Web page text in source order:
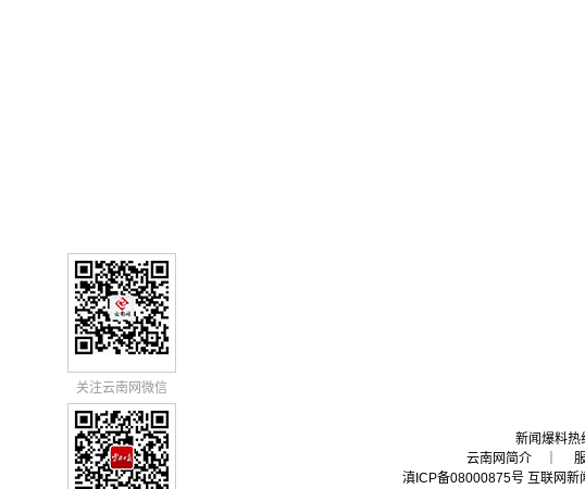
关注云南网微信
新闻爆料
云南网简介 ｜ 服
滇ICP备08000875号 互联网